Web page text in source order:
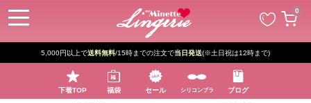
0
5,000円以上で送料無料/15時までの注文で当日発送(※土日祝は12時まで)
下着TOP 福袋 セール シリコンブラ ブログ
ペー
ジト